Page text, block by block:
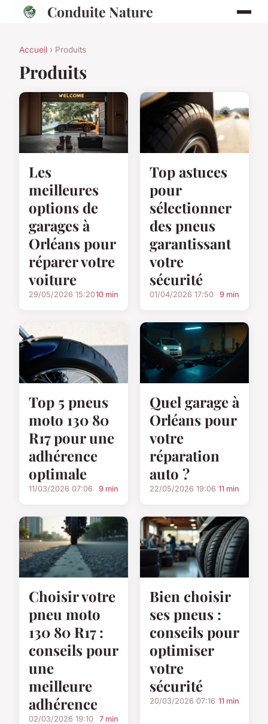
Conduite Nature
Accueil › Produits
Produits
Les
meilleures
options de
garages à
Orléans pour
réparer votre
voiture
29/05/2026 15:2010 min
Top astuces
pour
sélectionner
des pneus
garantissant
votre
sécurité
01/04/2026 17:50 9 min
Top 5 pneus
moto 130 80
R17 pour une
adhérence
optimale
11/03/2026 07:06 9 min
Quel garage à
Orléans pour
votre
réparation
auto ?
22/05/2026 19:06 11 min
Choisir votre
pneu moto
130 80 R17 :
conseils pour
une
meilleure
adhérence
02/03/2026 19:10 7 min
Bien choisir
ses pneus :
conseils pour
optimiser
votre
sécurité
20/03/2026 07:16 11 min